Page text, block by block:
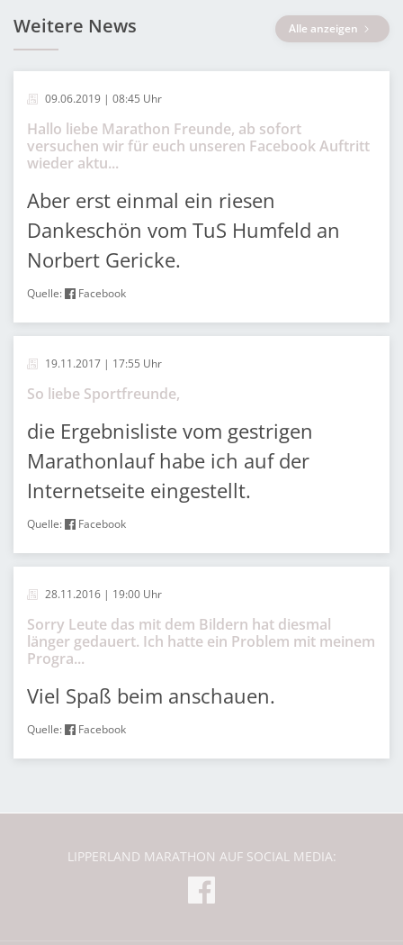
Weitere News Alle anzeigen
09.06.2019 | 08:45 Uhr
Hallo liebe Marathon Freunde, ab sofort
versuchen wir für euch unseren Facebook Auftritt
wieder aktu...
Aber erst einmal ein riesen
Dankeschön vom TuS Humfeld an
Norbert Gericke.
Quelle: Facebook
19.11.2017 | 17:55 Uhr
So liebe Sportfreunde,
die Ergebnisliste vom gestrigen
Marathonlauf habe ich auf der
Internetseite eingestellt.
Quelle: Facebook
28.11.2016 | 19:00 Uhr
Sorry Leute das mit dem Bildern hat diesmal
länger gedauert. Ich hatte ein Problem mit meinem
Progra...
Viel Spaß beim anschauen.
Quelle: Facebook
LIPPERLAND MARATHON AUF SOCIAL MEDIA: